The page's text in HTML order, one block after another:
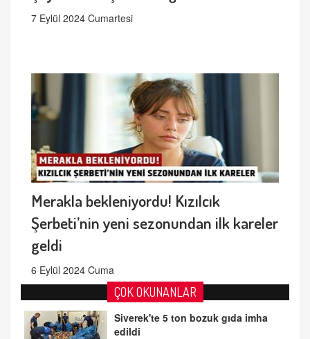
7 Eylül 2024 Cumartesi
Merakla bekleniyordu! Kızılcık
Şerbeti’nin yeni sezonundan ilk kareler
geldi
6 Eylül 2024 Cuma
ÇOK OKUNANLAR
Siverek'te 5 ton bozuk gıda imha
edildi